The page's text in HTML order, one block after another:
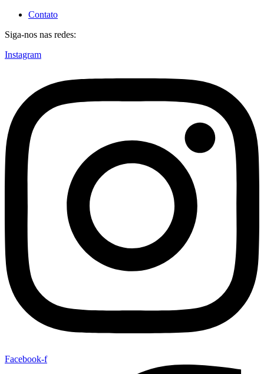
Contato
Siga-nos nas redes:
Instagram
Facebook-f